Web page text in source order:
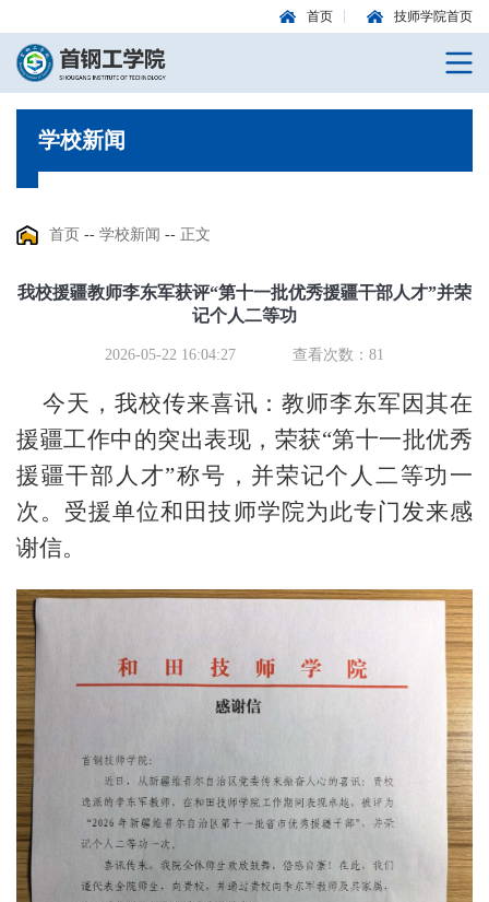
首页 技师学院首页
学校新闻
首页 -- 学校新闻 -- 正文
我校援疆教师李东军获评“第十一批优秀援疆干部人才”并荣
记个人二等功
2026-05-22 16:04:27 查看次数： 81
今天，我校传来喜讯：教师李东军因其在
援疆工作中的突出表现，荣获“第十一批优秀
援疆干部人才”称号，并荣记个人二等功一
次。受援单位和田技师学院为此专门发来感
谢信。